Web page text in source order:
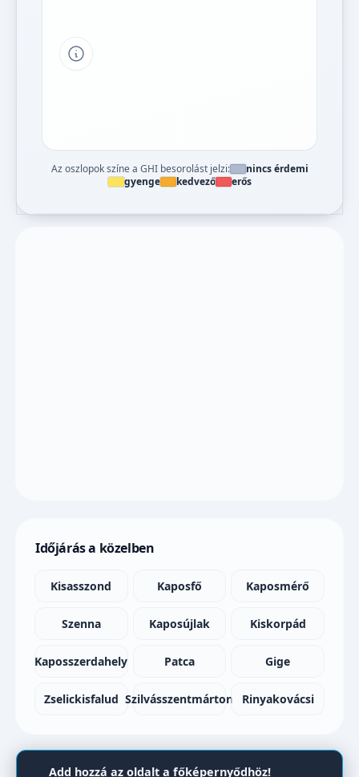
Tipp a grafikon jelmagyarázatához
Az oszlopok színe a GHI besorolást jelzi:
nincs érdemi
gyenge
kedvező erős
Időjárás a közelben
Kisasszond Kaposfő Kaposmérő
Szenna Kaposújlak Kiskorpád
Kaposszerdahely Patca Gige
Zselickisfalud Szilvásszentmárton Rinyakovácsi
Add hozzá az oldalt a főképernyődhöz!